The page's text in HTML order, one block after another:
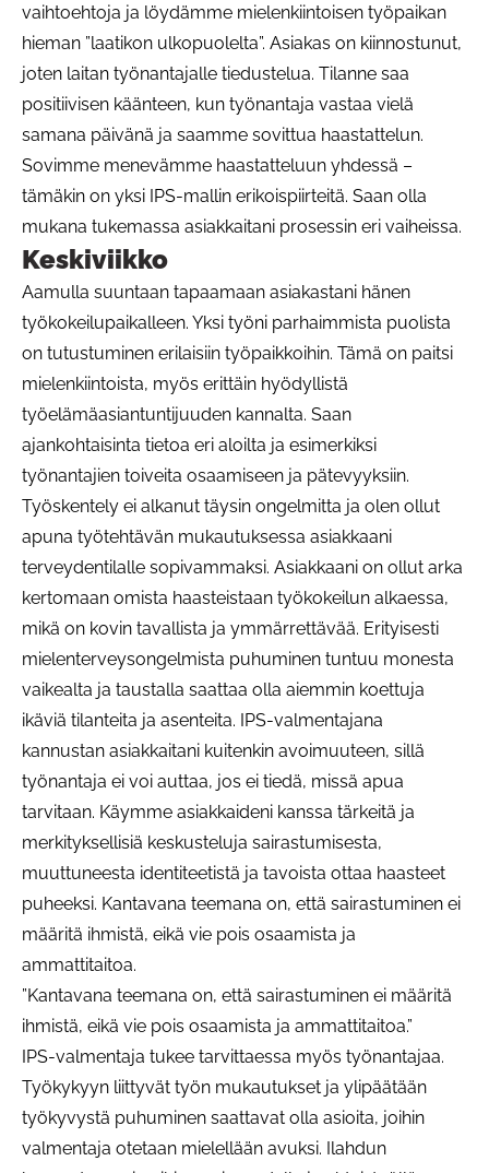
vaihtoehtoja ja löydämme mielenkiintoisen työpaikan
hieman ”laatikon ulkopuolelta”. Asiakas on kiinnostunut,
joten laitan työnantajalle tiedustelua. Tilanne saa
positiivisen käänteen, kun työnantaja vastaa vielä
samana päivänä ja saamme sovittua haastattelun.
Sovimme menevämme haastatteluun yhdessä –
tämäkin on yksi IPS-mallin erikoispiirteitä. Saan olla
mukana tukemassa asiakkaitani prosessin eri vaiheissa.
Keskiviikko
Aamulla suuntaan tapaamaan asiakastani hänen
työkokeilupaikalleen. Yksi työni parhaimmista puolista
on tutustuminen erilaisiin työpaikkoihin. Tämä on paitsi
mielenkiintoista, myös erittäin hyödyllistä
työelämäasiantuntijuuden kannalta. Saan
ajankohtaisinta tietoa eri aloilta ja esimerkiksi
työnantajien toiveita osaamiseen ja pätevyyksiin.
Työskentely ei alkanut täysin ongelmitta ja olen ollut
apuna työtehtävän mukautuksessa asiakkaani
terveydentilalle sopivammaksi. Asiakkaani on ollut arka
kertomaan omista haasteistaan työkokeilun alkaessa,
mikä on kovin tavallista ja ymmärrettävää. Erityisesti
mielenterveysongelmista puhuminen tuntuu monesta
vaikealta ja taustalla saattaa olla aiemmin koettuja
ikäviä tilanteita ja asenteita. IPS-valmentajana
kannustan asiakkaitani kuitenkin avoimuuteen, sillä
työnantaja ei voi auttaa, jos ei tiedä, missä apua
tarvitaan. Käymme asiakkaideni kanssa tärkeitä ja
merkityksellisiä keskusteluja sairastumisesta,
muuttuneesta identiteetistä ja tavoista ottaa haasteet
puheeksi. Kantavana teemana on, että sairastuminen ei
määritä ihmistä, eikä vie pois osaamista ja
ammattitaitoa.
”Kantavana teemana on, että sairastuminen ei määritä
ihmistä, eikä vie pois osaamista ja ammattitaitoa.”
IPS-valmentaja tukee tarvittaessa myös työnantajaa.
Työkykyyn liittyvät työn mukautukset ja ylipäätään
työkyvystä puhuminen saattavat olla asioita, joihin
valmentaja otetaan mielellään avuksi. Ilahdun